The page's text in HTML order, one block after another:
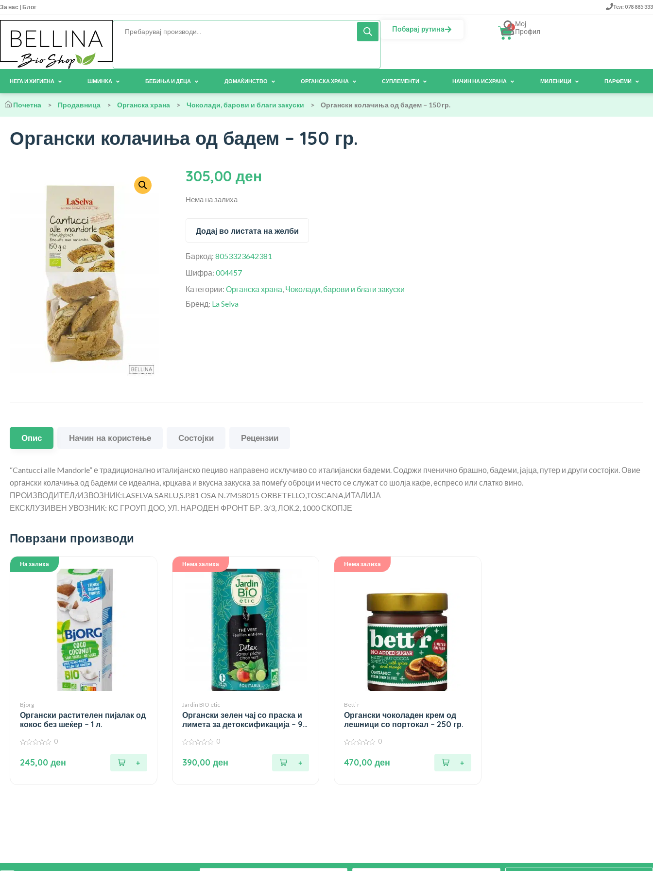
За нас | Блог Тел: 078 885 333
Побарај рутина 0 Мој
Профил
НЕГА И ХИГИЕНА ШМИНКА БЕБИЊА И ДЕЦА ДОМАЌИНСТВО ОРГАНСКА ХРАНА СУПЛЕМЕНТИ НАЧИН НА ИСХРАНА МИЛЕНИЦИ ПАРФЕМИ
Почетна > Продавница > Органска храна > Чоколади, барови и благи закуски > Органски колачиња од бадем – 150 гр.
Органски колачиња од бадем – 150 гр.
305,00 ден
Нема на залиха
Додај во листата на желби
Баркод: 8053323642381
Шифра: 004457
Категории: Органска храна, Чоколади, барови и благи закуски
Бренд: La Selva
Опис Начин на користење Состојки Рецензии
“Cantucci alle Mandorle” е традиционално италијанско пециво направено исклучиво со италијански бадеми. Содржи пченично брашно, бадеми, јајца, путер и други состојки. Овие
органски колачиња од бадеми се идеална, крцкава и вкусна закуска за помеѓу оброци и често се служат со шолја кафе, еспресо или слатко вино.
ПРОИЗВОДИТЕЛ/ИЗВОЗНИК:LASELVA SARLU,S.P.81 OSA N.7M58015 ORBETELLO,TOSCANA,ИТАЛИЈА
ЕКСКЛУЗИВЕН УВОЗНИК: КС ГРОУП ДОО, УЛ. НАРОДЕН ФРОНТ БР. 3/3, ЛОК.2, 1000 СКОПЈЕ
Поврзани производи
На залиха
Bjorg
Органски растителен пијалак од
кокос без шеќер – 1 л.
5
0
245,00 ден
Нема залиха
Jardin BIO etic
Органски зелен чај со праска и
лимета за детоксификација – 90
5
0
390,00 ден
Нема залиха
Bett`r
Органски чоколаден крем од
лешници со портокал – 250 гр.
5
0
470,00 ден